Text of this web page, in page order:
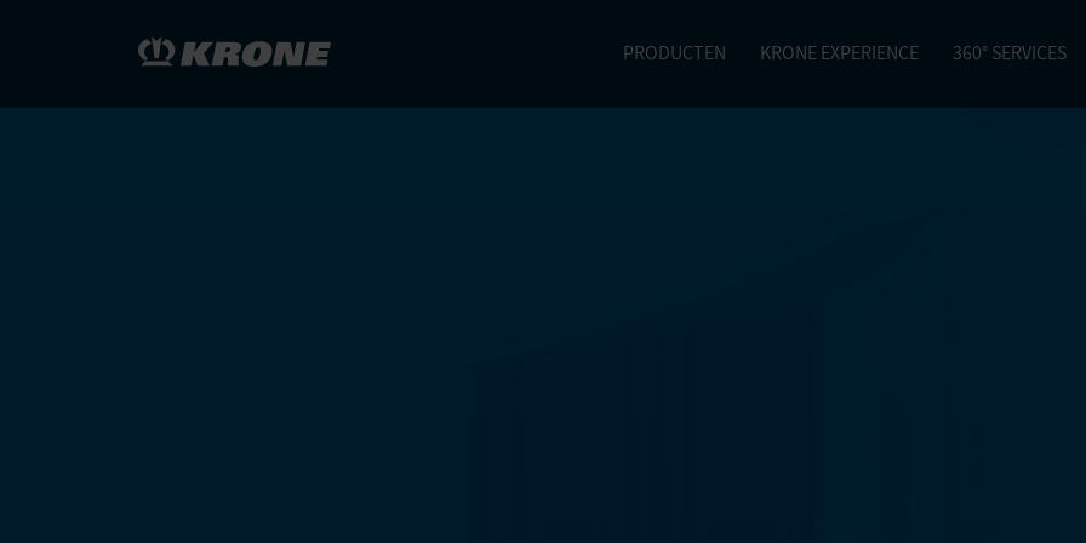
PRODUCTEN KRONE EXPERIENCE 360° SERVICES